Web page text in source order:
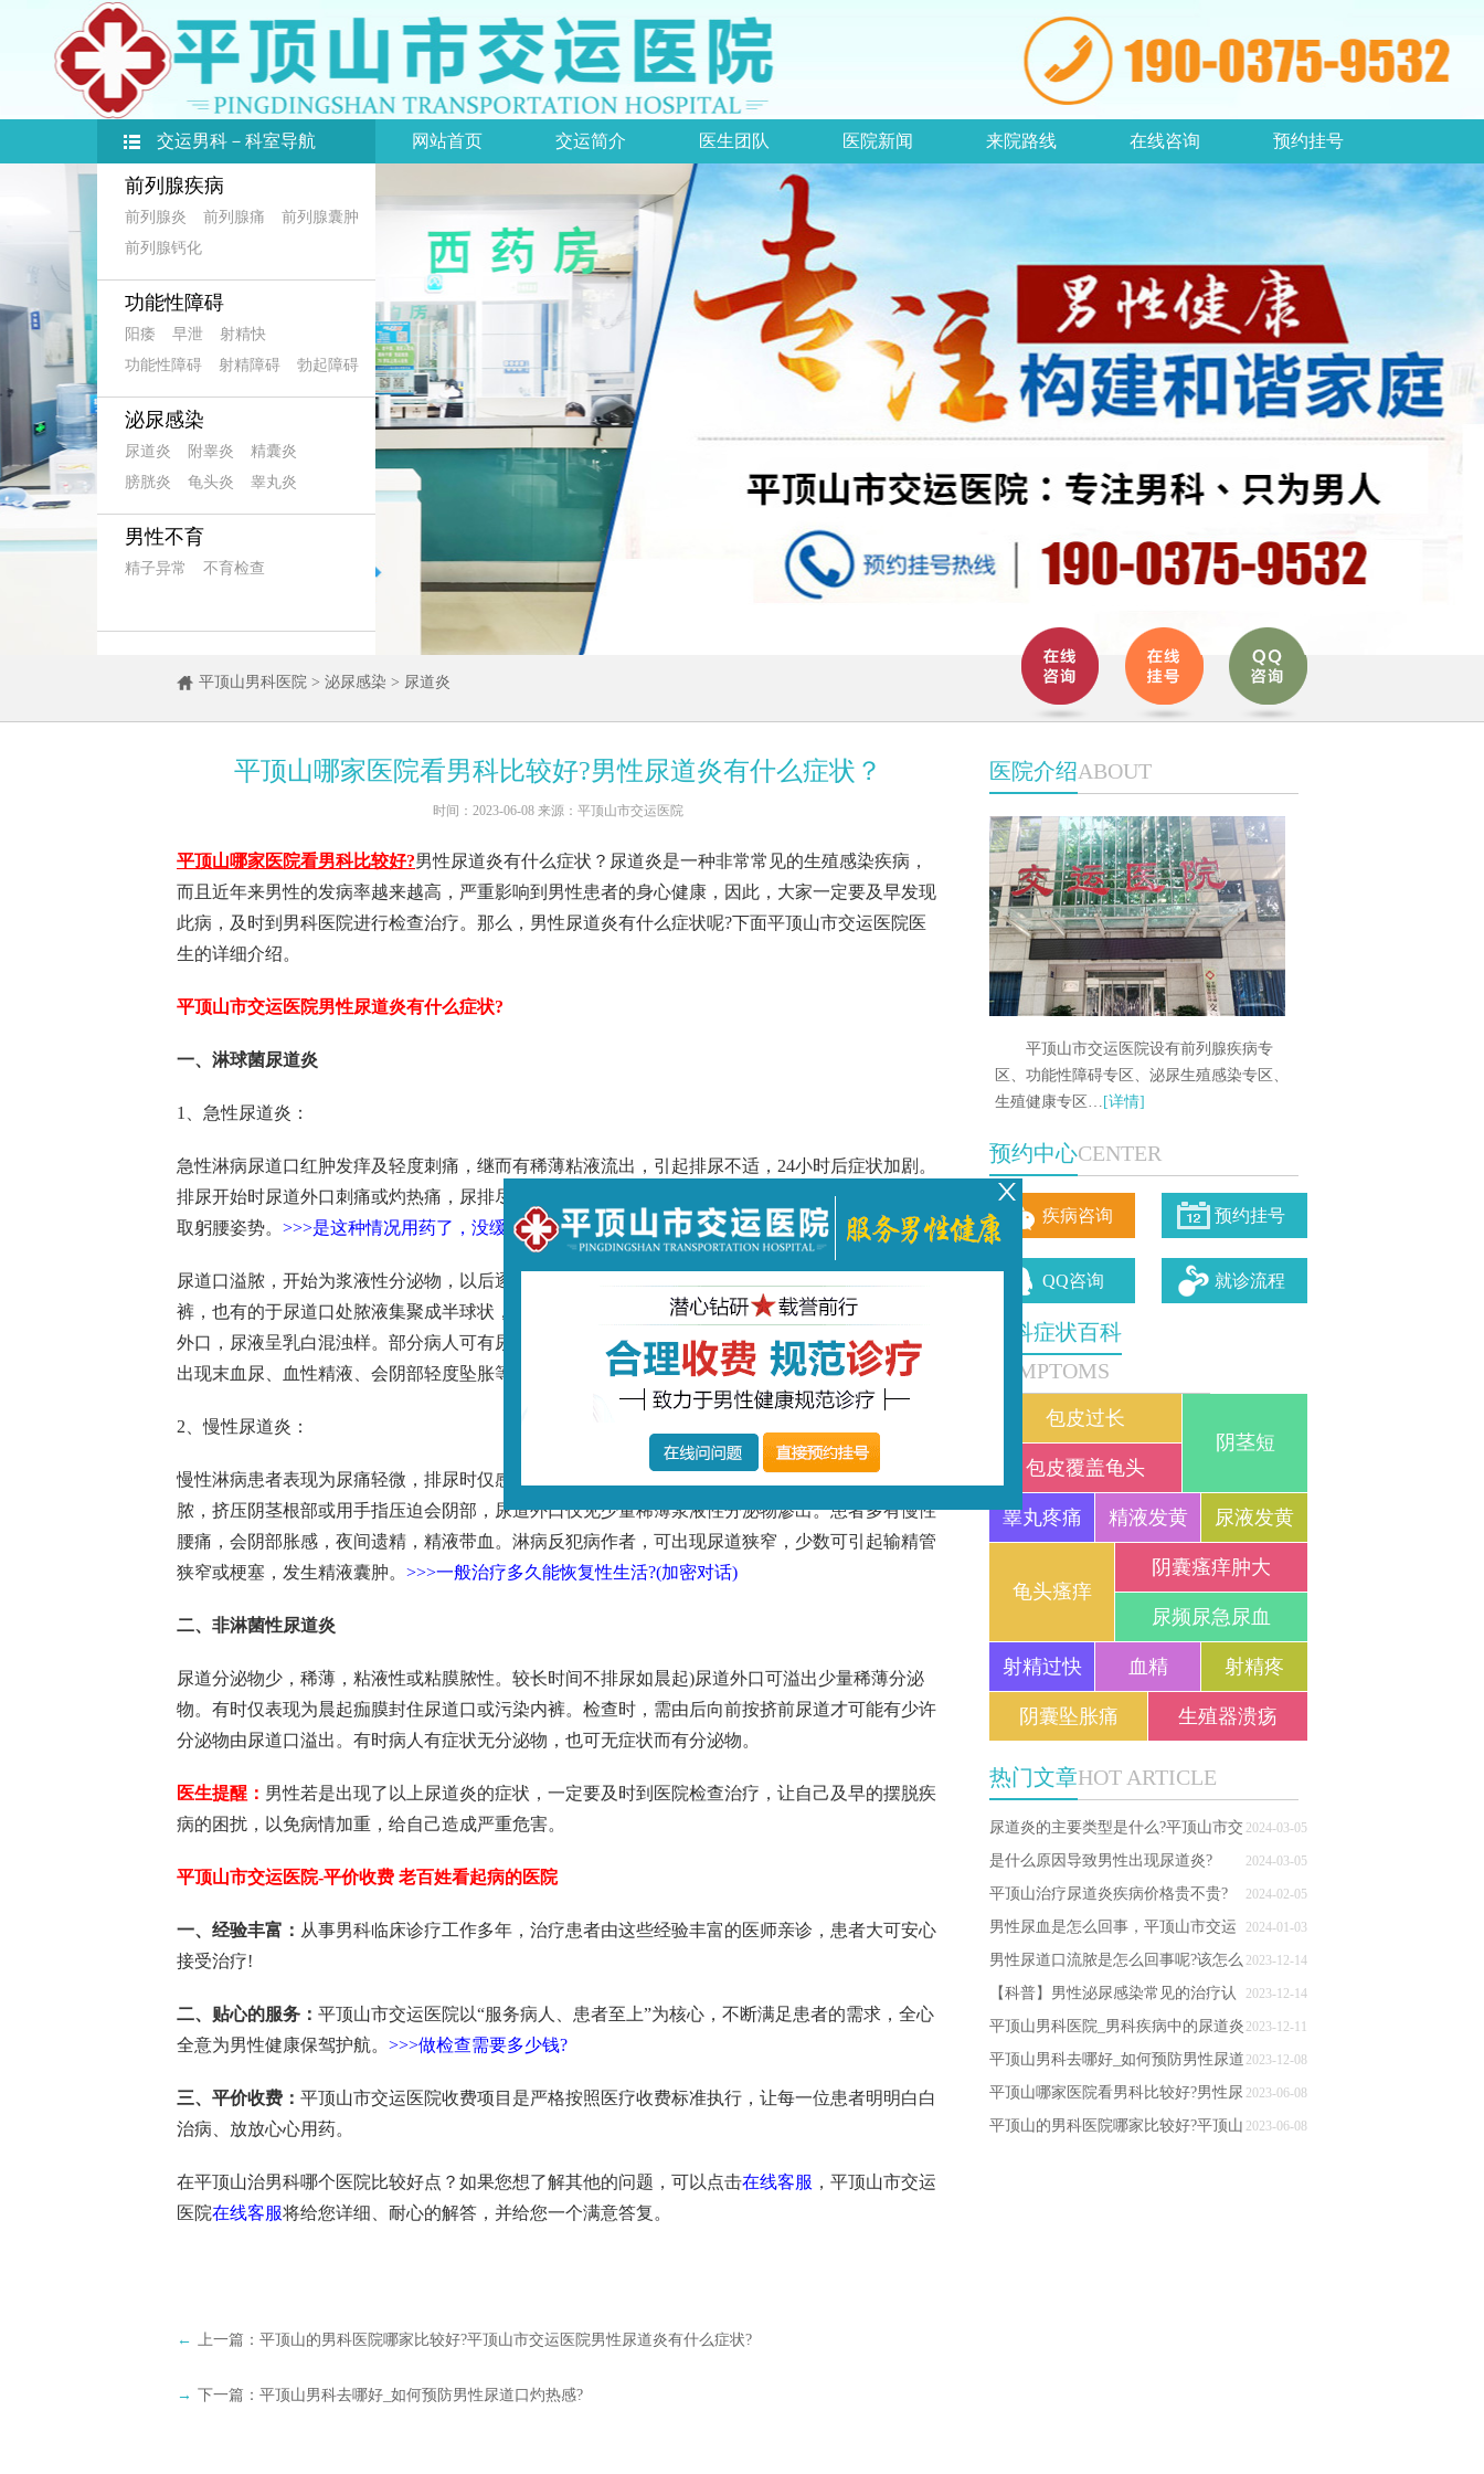
前列腺疾病
前列腺炎 前列腺痛
前列腺囊肿
前列腺钙化
功能性障碍
阳痿 早泄
射精快
功能性障碍
射精障碍 勃起障碍
泌尿感染
尿道炎 附睾炎
精囊炎
膀胱炎
龟头炎 睾丸炎
男性不育
精子异常 不育检查
交运男科－科室导航 网站首页 交运简介 医生团队 医院新闻 来院路线 在线咨询 预约挂号
平顶山男科医院 > 泌尿感染 > 尿道炎
医院介绍ABOUT
平顶山市交运医院设有前列腺疾病专
区、功能性障碍专区、泌尿生殖感染专区、
生殖健康专区… [详情]
预约中心CENTER
疾病咨询 预约挂号
QQ咨询 就诊流程
男科症状百科
SYMPTOMS
包皮过长
包皮覆盖龟头
阴茎短
睾丸疼痛 精液发黄 尿液发黄
阴囊瘙痒肿大
尿频尿急尿血
龟头瘙痒
射精过快 血精 射精疼
阴囊坠胀痛 生殖器溃疡
热门文章HOT ARTICLE
2024-03-05
尿道炎的主要类型是什么?平顶山市交
运医院
2024-03-05
是什么原因导致男性出现尿道炎?
2024-02-05
平顶山治疗尿道炎疾病价格贵不贵?
2024-01-03
男性尿血是怎么回事，平顶山市交运
医院
2023-12-14
男性尿道口流脓是怎么回事呢?该怎么
办?
2023-12-14
【科普】男性泌尿感染常见的治疗认
知误区
2023-12-11
平顶山男科医院_男科疾病中的尿道炎
怎么办?
2023-12-08
平顶山男科去哪好_如何预防男性尿道
口灼热感?
2023-06-08
平顶山哪家医院看男科比较好?男性尿
道炎有什么症状？
2023-06-08
平顶山的男科医院哪家比较好?平顶山
平顶山哪家医院看男科比较好?男性尿道炎有什么症状？
时间：2023-06-08 来源：平顶山市交运医院
平顶山哪家医院看男科比较好?男性尿道炎有什么症状？尿道炎是一种非常常见的生殖感染疾病，
而且近年来男性的发病率越来越高，严重影响到男性患者的身心健康，因此，大家一定要及早发现
此病，及时到男科医院进行检查治疗。那么，男性尿道炎有什么症状呢?下面平顶山市交运医院医
生的详细介绍。
平顶山市交运医院男性尿道炎有什么症状?
一、淋球菌尿道炎
1、急性尿道炎：
急性淋病尿道口红肿发痒及轻度刺痛，继而有稀薄粘液流出，引起排尿不适，24小时后症状加剧。
排尿开始时尿道外口刺痛或灼热痛，尿排尽后疼痛减轻，严重者龟头触到内裤时觉疼痛，行走时多
取躬腰姿势。 >>>是这种情况用药了，没缓解咋办
尿道口溢脓，开始为浆液性分泌物，以后逐渐出现黄色粘稠的脓性分泌物，能自行流出，污染内
裤，也有的于尿道口处脓液集聚成半球状，特别是清晨起床后分泌物的量较多，有时脓痂堵住尿道
外口，尿液呈乳白混浊样。部分病人可有尿频、尿急、夜尿增多。当病变上行蔓延至后尿道时，可
出现末血尿、血性精液、会阴部轻度坠胀等现象。
2、慢性尿道炎：
慢性淋病患者表现为尿痛轻微，排尿时仅感尿道灼热或轻度刺痛;常可见末血尿。尿道外口不见排
脓，挤压阴茎根部或用手指压迫会阴部，尿道外口仅见少量稀薄浆液性分泌物渗出。患者多有慢性
腰痛，会阴部胀感，夜间遗精，精液带血。淋病反犯病作者，可出现尿道狭窄，少数可引起输精管
狭窄或梗塞，发生精液囊肿。 >>>一般治疗多久能恢复性生活?(加密对话)
二、非淋菌性尿道炎
尿道分泌物少，稀薄，粘液性或粘膜脓性。较长时间不排尿如晨起)尿道外口可溢出少量稀薄分泌
物。有时仅表现为晨起痂膜封住尿道口或污染内裤。检查时，需由后向前按挤前尿道才可能有少许
分泌物由尿道口溢出。有时病人有症状无分泌物，也可无症状而有分泌物。
医生提醒： 男性若是出现了以上尿道炎的症状，一定要及时到医院检查治疗，让自己及早的摆脱疾
病的困扰，以免病情加重，给自己造成严重危害。
平顶山市交运医院-平价收费 老百姓看起病的医院
一、经验丰富： 从事男科临床诊疗工作多年，治疗患者由这些经验丰富的医师亲诊，患者大可安心
接受治疗!
二、贴心的服务： 平顶山市交运医院以“服务病人、患者至上”为核心，不断满足患者的需求，全心
全意为男性健康保驾护航。 >>>做检查需要多少钱?
三、平价收费： 平顶山市交运医院收费项目是严格按照医疗收费标准执行，让每一位患者明明白白
治病、放放心心用药。
在平顶山治男科哪个医院比较好点？如果您想了解其他的问题，可以点击在线客服 ，平顶山市交运
医院在线客服将给您详细、耐心的解答，并给您一个满意答复。
← 上一篇： 平顶山的男科医院哪家比较好?平顶山市交运医院男性尿道炎有什么症状?
→ 下一篇： 平顶山男科去哪好_如何预防男性尿道口灼热感?